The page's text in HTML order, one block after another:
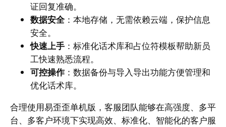
证回复准确。
数据安全：本地存储，无需依赖云端，保护信息
安全。
快速上手 ：标准化话术库和占位符模板帮助新员
工快速熟悉流程。
可控操作：数据备份与导入导出功能方便管理和
优化话术库。
合理使用易歪歪单机版，客服团队能够在高强度、多平
台、多客户环境下实现高效、标准化、智能化的客户服